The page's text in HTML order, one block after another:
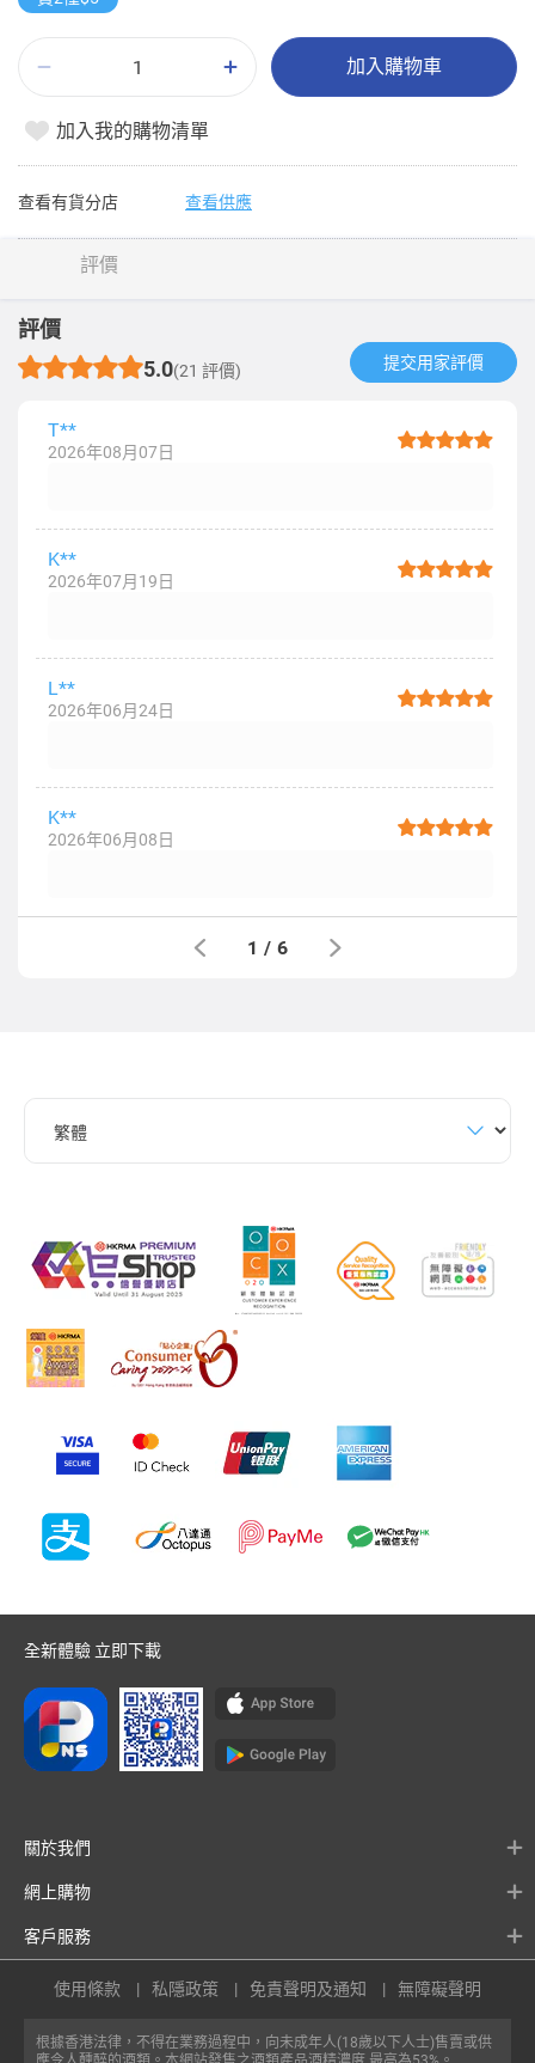
加入購物車
加入我的購物清單
查看有貨分店 查看供應
評價
評價
5.0(21 評價) 提交用家評價​
T**
2026年08月07日
K**
2026年07月19日
L**
2026年06月24日
K**
2026年06月08日
1 / 6
全新體驗 立即下載
關於我們
網上購物
客戶服務
根據香港法律，不得在業務過程中，向未成年人(18歲以下人士)售賣或供
使用條款 私隱政策 免責聲明及通知 無障礙聲明